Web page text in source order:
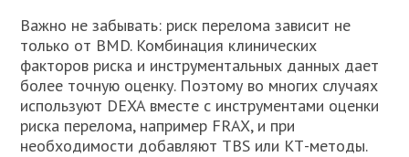
Важно не забывать: риск перелома зависит не
только от BMD. Комбинация клинических
факторов риска и инструментальных данных дает
более точную оценку. Поэтому во многих случаях
используют DEXA вместе с инструментами оценки
риска перелома, например FRAX, и при
необходимости добавляют TBS или КТ-методы.